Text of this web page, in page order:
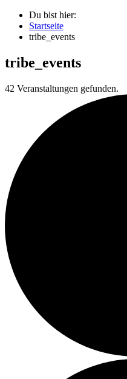
Du bist hier:
Startseite
tribe_events
tribe_events
42 Veranstaltungen gefunden.